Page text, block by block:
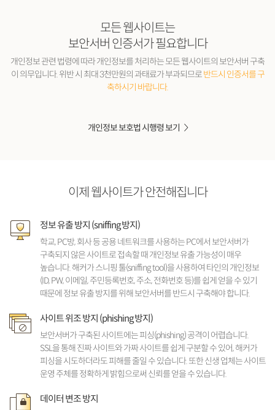
모든 웹사이트는
보안서버 인증서가 필요합니다
개인정보 관련 법령에 따라 개인정보를 처리하는 모든 웹사이트의 보안서버 구축
이 의무입니다.위반 시 최대 3천만원의 과태료가 부과되므로반드시 인증서를 구
축하시기 바랍니다.
개인정보 보호법 시행령 보기
이제 웹사이트가 안전해집니다
정보 유출 방지 (sniffing 방지)
학교, PC방, 회사 등 공용 네트워크를 사용하는 PC에서 보안서버가
구축되지 않은 사이트로 접속할 때 개인정보 유출 가능성이 매우
높습니다. 해커가 스니핑 툴(sniffing tool)을 사용하여 타인의 개인정보
(ID, PW, 이메일, 주민등록번호, 주소, 전화번호 등)를 쉽게 얻을 수 있기
때문에 정보 유출 방지를 위해 보안서버를 반드시 구축해야 합니다.
사이트 위조 방지 (phishing 방지)
보안서버가 구축된 사이트에는 피싱(phishing) 공격이 어렵습니다.
SSL을 통해 진짜 사이트와 가짜 사이트를 쉽게 구분할 수 있어, 해커가
피싱을 시도하더라도 피해를 줄일 수 있습니다. 또한 신생 업체는 사이트
운영 주체를 정확하게 밝힘으로써 신뢰를 얻을 수 있습니다.
데이터 변조 방지